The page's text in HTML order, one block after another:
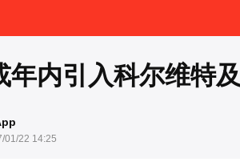
年内引入科尔维特
01/22 14:25